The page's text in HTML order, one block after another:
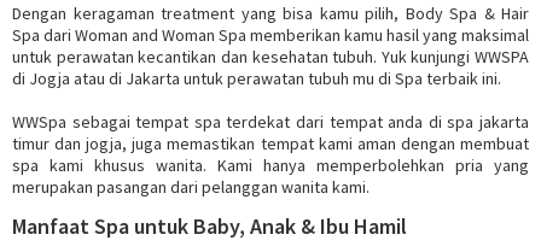
Dengan keragaman treatment yang bisa kamu pilih, Body Spa & Hair
Spa dari Woman and Woman Spa memberikan kamu hasil yang maksimal
untuk perawatan kecantikan dan kesehatan tubuh. Yuk kunjungi WWSPA
di Jogja atau di Jakarta untuk perawatan tubuh mu di Spa terbaik ini.
WWSpa sebagai tempat spa terdekat dari tempat anda di spa jakarta
timur dan jogja, juga memastikan tempat kami aman dengan membuat
spa kami khusus wanita. Kami hanya memperbolehkan pria yang
merupakan pasangan dari pelanggan wanita kami.
Manfaat Spa untuk Baby, Anak & Ibu Hamil